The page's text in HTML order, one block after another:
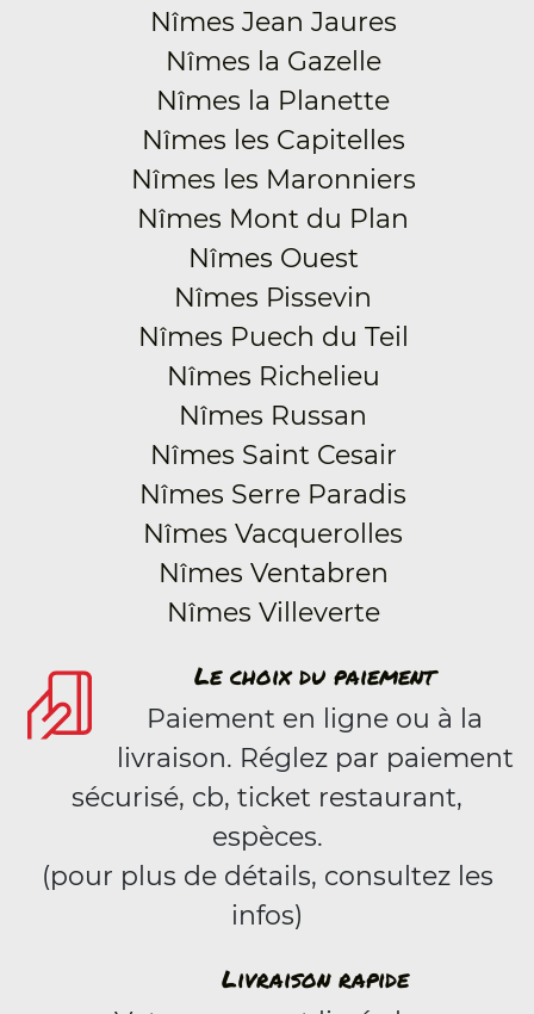
Nîmes Jean Jaures
Nîmes la Gazelle
Nîmes la Planette
Nîmes les Capitelles
Nîmes les Maronniers
Nîmes Mont du Plan
Nîmes Ouest
Nîmes Pissevin
Nîmes Puech du Teil
Nîmes Richelieu
Nîmes Russan
Nîmes Saint Cesair
Nîmes Serre Paradis
Nîmes Vacquerolles
Nîmes Ventabren
Nîmes Villeverte
Le choix du paiement
Paiement en ligne ou à la
livraison. Réglez par paiement
sécurisé, cb, ticket restaurant,
espèces.
(pour plus de détails, consultez les
infos)
Livraison rapide